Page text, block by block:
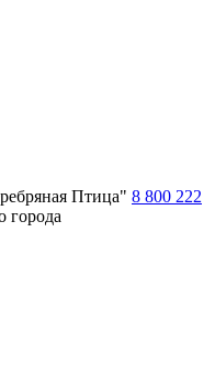
Птица" 8 800 222
города